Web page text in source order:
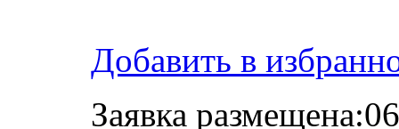
Добавить в
Заявка